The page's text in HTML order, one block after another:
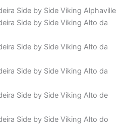
Side by Side Viking Alphaville
Side by Side Viking Alto da
Side by Side Viking Alto da
Side by Side Viking Alto da
Side by Side Viking Alto de
Side by Side Viking Alto do